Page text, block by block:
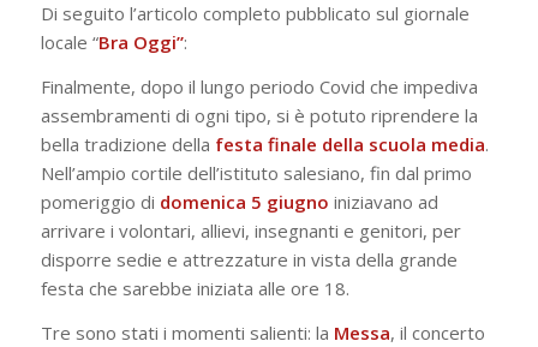
Di seguito l’articolo completo pubblicato sul giornale
locale “Bra Oggi”:
Finalmente, dopo il lungo periodo Covid che impediva
assembramenti di ogni tipo, si è potuto riprendere la
bella tradizione della festa finale della scuola media.
Nell’ampio cortile dell’istituto salesiano, fin dal primo
pomeriggio di domenica 5 giugno iniziavano ad
arrivare i volontari, allievi, insegnanti e genitori, per
disporre sedie e attrezzature in vista della grande
festa che sarebbe iniziata alle ore 18.
Tre sono stati i momenti salienti: la Messa, il concerto